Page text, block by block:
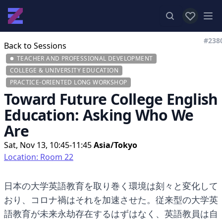
View
Back to Sessions
TEACHER AND PROFESSIONAL DEVELOPMENT
COLLEGE & UNIVERSITY EDUCATION
PRACTICE-ORIENTED LONG WORKSHOP
Toward Future College English
Education: Asking Who We
Are
Sat, Nov 13, 10:45-11:45Asia/Tokyo
Location: Room 22
日本の大学英語教育を取り巻く環境は刻々と変化して
おり、コロナ禍はそれを加速させた。従来型の大学英
語教育が未来永劫存在するはずはなく、英語教員は自